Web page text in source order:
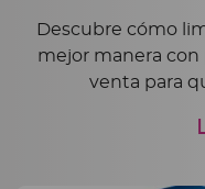
Descubre cómo
mejor manera con
venta para